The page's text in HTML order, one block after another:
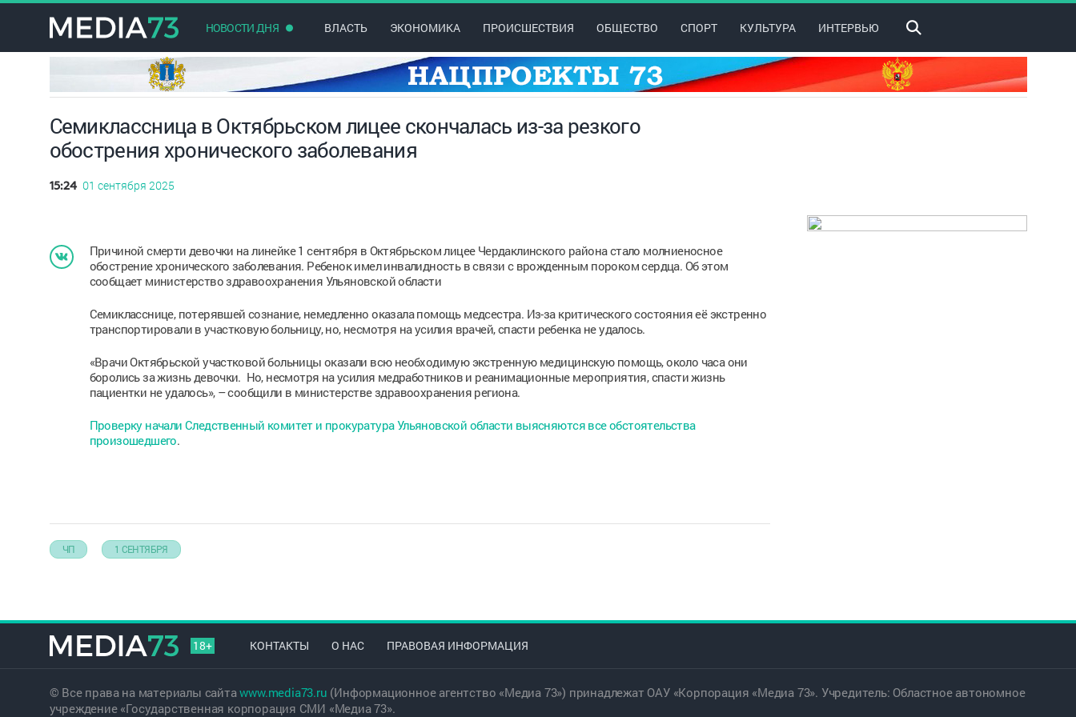
НОВОСТИ ДНЯ ВЛАСТЬ ЭКОНОМИКА ПРОИСШЕСТВИЯ ОБЩЕСТВО СПОРТ КУЛЬТУРА ИНТЕРВЬЮ
Семиклассница в Октябрьском лицее скончалась из-за резкого
обострения хронического заболевания
15:24 01 сентября 2025
Причиной смерти девочки на линейке 1 сентября в Октябрьском лицее Чердаклинского района стало молниеносное
обострение хронического заболевания. Ребенок имел инвалидность в связи с врожденным пороком сердца. Об этом
сообщает министерство здравоохранения Ульяновской области
Семикласснице, потерявшей сознание, немедленно оказала помощь медсестра. Из-за критического состояния её экстренно
транспортировали в участковую больницу, но, несмотря на усилия врачей, спасти ребенка не удалось.
«Врачи Октябрьской участковой больницы оказали всю необходимую экстренную медицинскую помощь, около часа они
боролись за жизнь девочки. Но, несмотря на усилия медработников и реанимационные мероприятия, спасти жизнь
пациентки не удалось», – сообщили в министерстве здравоохранения региона.
Проверку начали Следственный комитет и прокуратура Ульяновской области выясняются все обстоятельства
произошедшего.
ЧП 1 СЕНТЯБРЯ
18+ КОНТАКТЫ О НАС ПРАВОВАЯ ИНФОРМАЦИЯ
© Все права на материалы сайтаwww.media73.ru (Информационное агентство «Медиа 73») принадлежат ОАУ «Корпорация «Медиа 73». Учредитель: Областное автономное
учреждение «Государственная корпорация СМИ «Медиа 73».